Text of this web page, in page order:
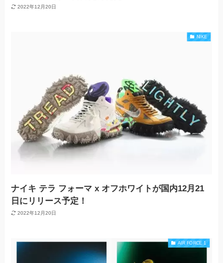
2022年12月20日
NIKE
ナイキ テラ フォーマ x オフホワイトが国内12月21
日にリリース予定！
2022年12月20日
AIR FORCE 1